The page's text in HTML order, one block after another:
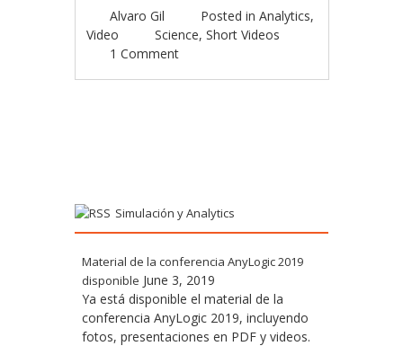
Alvaro Gil Posted inAnalytics,
Video
Science,Short Videos
1 Comment
Simulación y Analytics
Material de la conferencia AnyLogic 2019
disponible June 3, 2019
Ya está disponible el material de la
conferencia AnyLogic 2019, incluyendo
fotos, presentaciones en PDF y videos.